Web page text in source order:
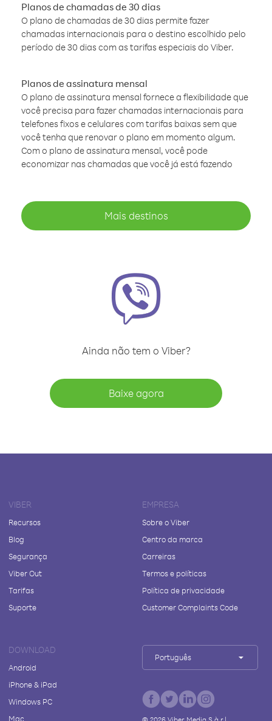
Planos de chamadas de 30 dias
O plano de chamadas de 30 dias permite fazer
chamadas internacionais para o destino escolhido pelo
período de 30 dias com as tarifas especiais do Viber.
Planos de assinatura mensal
O plano de assinatura mensal fornece a flexibilidade que
você precisa para fazer chamadas internacionais para
telefones fixos e celulares com tarifas baixas sem que
você tenha que renovar o plano em momento algum.
Com o plano de assinatura mensal, você pode
economizar nas chamadas que você já está fazendo
Mais destinos
Ainda não tem o Viber?
Baixe agora
VIBER
Recursos
Blog
Segurança
Viber Out
Tarifas
Suporte
EMPRESA
Sobre o Viber
Centro da marca
Carreiras
Termos e políticas
Política de privacidade
Customer Complaints Code
DOWNLOAD
Android
iPhone & iPad
Windows PC
Mac
Português